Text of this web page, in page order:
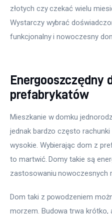
Zdrowie
złotych czy czekać wielu
Wystarczy wybrać
funkcjonalny i nowoczesny
Energooszczędny
prefabrykatów
Mieszkanie w domku
jednak bardzo często
wysokie. Wybierając dom z
to martwić. Domy takie są
zastosowaniu nowoczesnych
Dom taki z powodzeniem
morzem. Budowa trwa krótko,